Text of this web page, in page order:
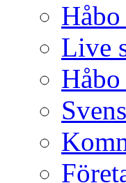
Live